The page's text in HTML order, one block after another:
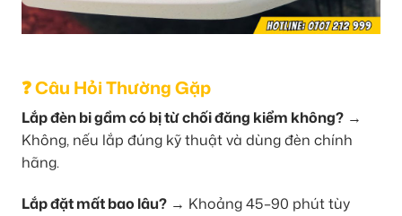
❓ Câu Hỏi Thường Gặp
Lắp đèn bi gầm có bị từ chối đăng kiểm không? →
Không, nếu lắp đúng kỹ thuật và dùng đèn chính
hãng.
Lắp đặt mất bao lâu? → Khoảng 45–90 phút tùy